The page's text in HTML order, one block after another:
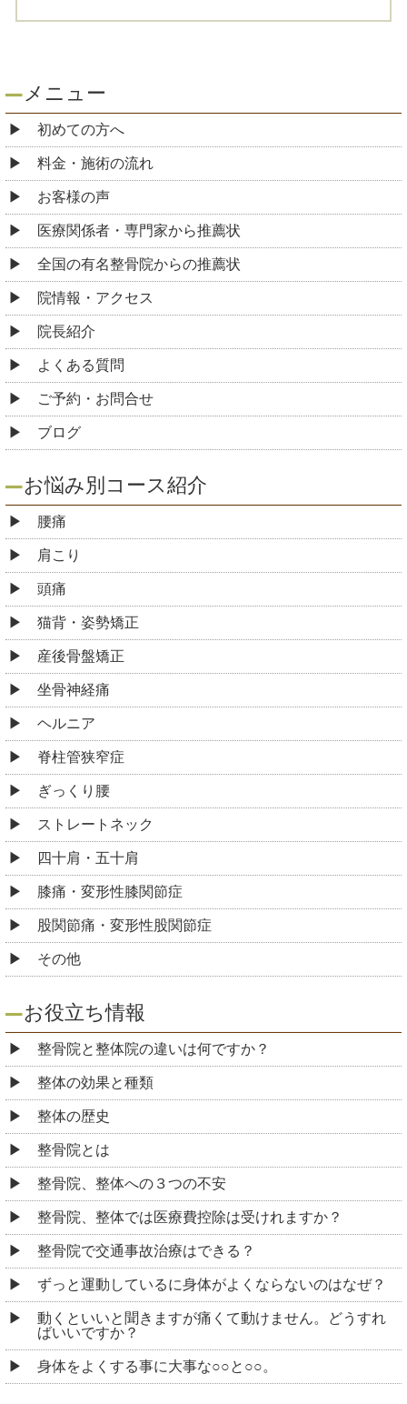
メニュー
初めての方へ
料金・施術の流れ
お客様の声
医療関係者・専門家から推薦状
全国の有名整骨院からの推薦状
院情報・アクセス
院長紹介
よくある質問
ご予約・お問合せ
ブログ
お悩み別コース紹介
腰痛
肩こり
頭痛
猫背・姿勢矯正
産後骨盤矯正
坐骨神経痛
ヘルニア
脊柱管狭窄症
ぎっくり腰
ストレートネック
四十肩・五十肩
膝痛・変形性膝関節症
股関節痛・変形性股関節症
その他
お役立ち情報
整骨院と整体院の違いは何ですか？
整体の効果と種類
整体の歴史
整骨院とは
整骨院、整体への３つの不安
整骨院、整体では医療費控除は受けれますか？
整骨院で交通事故治療はできる？
ずっと運動しているに身体がよくならないのはなぜ？
動くといいと聞きますが痛くて動けません。どうすれ
ばいいですか？
身体をよくする事に大事な○○と○○。